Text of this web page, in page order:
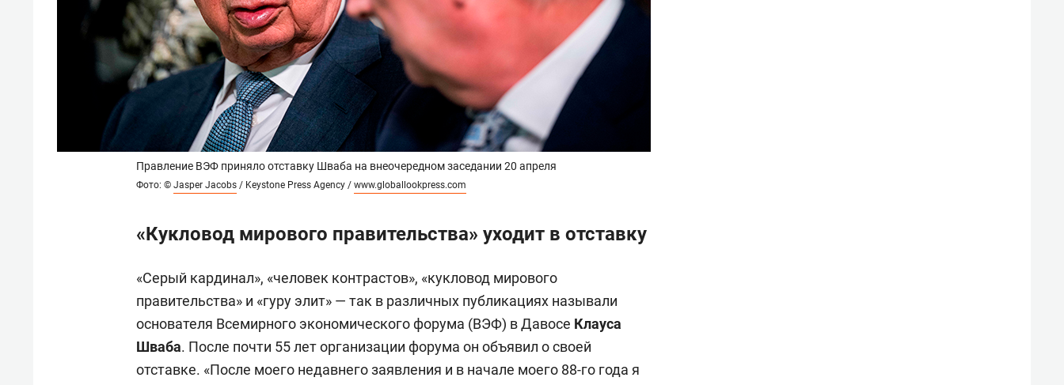
Правление ВЭФ приняло отставку Шваба на внеочередном заседании 20 апреля
Фото: © Jasper Jacobs / Keystone Press Agency / www.globallookpress.com
«Кукловод мирового правительства» уходит в отставку
«Серый кардинал», «человек контрастов», «кукловод мирового
правительства» и «гуру элит» — так в различных публикациях называли
основателя Всемирного экономического форума (ВЭФ) в Давосе Клауса
Шваба. После почти 55 лет организации форума он объявил о своей
отставке. «После моего недавнего заявления и в начале моего 88-го года я